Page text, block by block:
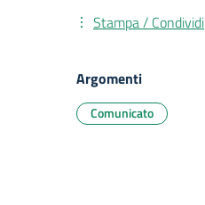
Stampa / Condividi
Argomenti
Comunicato